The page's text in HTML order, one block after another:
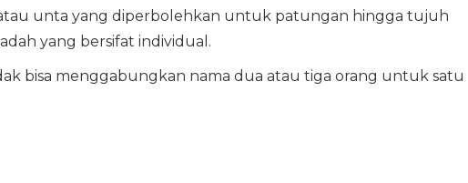
unta yang diperbolehkan untuk patungan hingga tujuh
yang bersifat individual.
bisa menggabungkan nama dua atau tiga orang untuk satu